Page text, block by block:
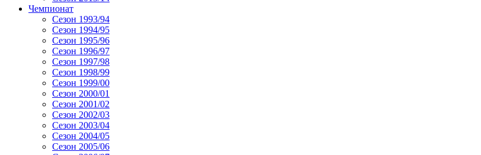
Чемпионат
Сезон 1993/94
Сезон 1994/95
Сезон 1995/96
Сезон 1996/97
Сезон 1997/98
Сезон 1998/99
Сезон 1999/00
Сезон 2000/01
Сезон 2001/02
Сезон 2002/03
Сезон 2003/04
Сезон 2004/05
Сезон 2005/06